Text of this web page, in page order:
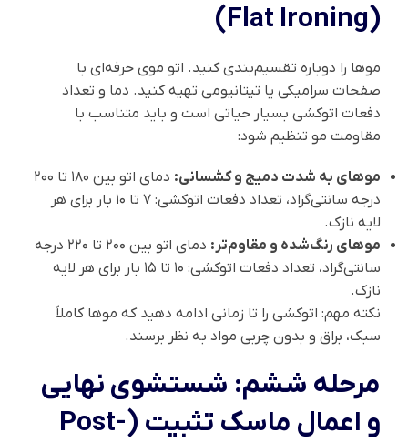
(Flat Ironing)
موها را دوباره تقسیم‌بندی کنید. اتو موی حرفه‌ای با
صفحات سرامیکی یا تیتانیومی تهیه کنید. دما و تعداد
دفعات اتوکشی بسیار حیاتی است و باید متناسب با
مقاومت مو تنظیم شود:
موهای به شدت دمیج و کشسانی:
دمای اتو بین ۱۸۰ تا ۲۰۰
درجه سانتی‌گراد، تعداد دفعات اتوکشی: ۷ تا ۱۰ بار برای هر
لایه نازک.
موهای رنگ‌شده و مقاوم‌تر:
دمای اتو بین ۲۰۰ تا ۲۲۰ درجه
سانتی‌گراد، تعداد دفعات اتوکشی: ۱۰ تا ۱۵ بار برای هر لایه
نازک.
نکته مهم: اتوکشی را تا زمانی ادامه دهید که موها کاملاً
سبک، براق و بدون چربی مواد به نظر برسند.
مرحله ششم: شستشوی نهایی
و اعمال ماسک تثبیت (Post-